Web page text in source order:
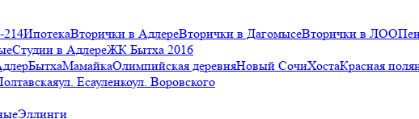
ИпотекаВторички в АдлереВторички в ДагомысеВторички в ЛОО
Студии в АдлереЖК Бытха 2016
БытхаМамайкаОлимпийская деревняНовый СочиХостаКрасная
ул. Есауленкоул. Воровского
Эллинги